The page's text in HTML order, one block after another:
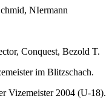
NIermann
Conquest, Bezold T.
im Blitzschach.
Vizemeister 2004 (U-18).